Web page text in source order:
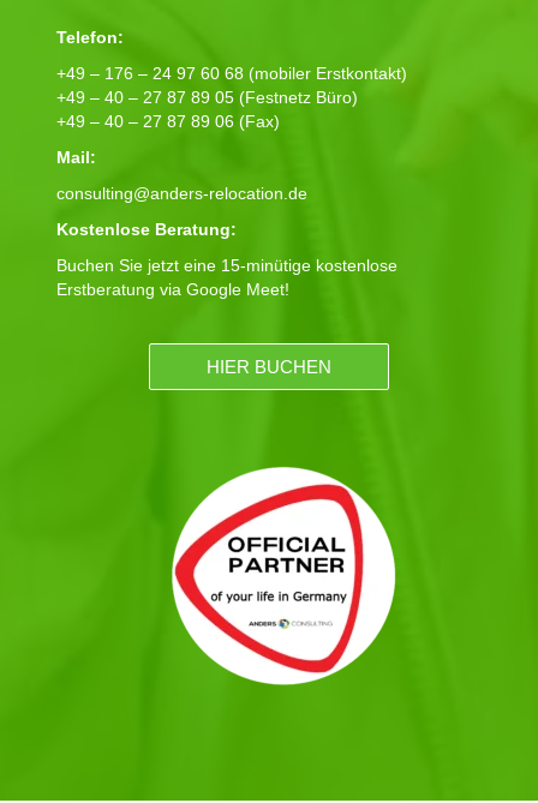
Telefon:
+49 – 176 – 24 97 60 68 (mobiler Erstkontakt)
+49 – 40 – 27 87 89 05 (Festnetz Büro)
+49 – 40 – 27 87 89 06 (Fax)
Mail:
consulting@anders-relocation.de
Kostenlose Beratung:
Buchen Sie jetzt eine 15-minütige kostenlose
Erstberatung via Google Meet!
HIER BUCHEN